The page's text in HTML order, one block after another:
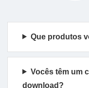
Que produtos
Vocês têm um
download?